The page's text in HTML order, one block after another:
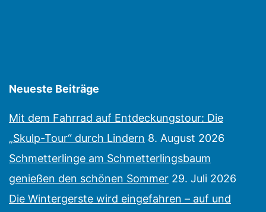
Neueste Beiträge
Mit dem Fahrrad auf Entdeckungstour: Die
„Skulp-Tour“ durch Lindern 8. August 2026
Schmetterlinge am Schmetterlingsbaum
genießen den schönen Sommer 29. Juli 2026
Die Wintergerste wird eingefahren – auf und